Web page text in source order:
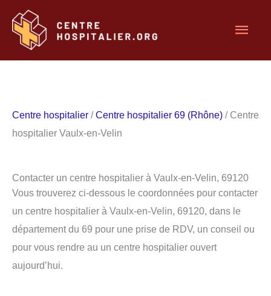
contenu
Centre hospitalier /Centre hospitalier 69 (Rhône) / Centre
hospitalier Vaulx-en-Velin
Contacter un centre hospitalier à Vaulx-en-Velin, 69120
Vous trouverez ci-dessous le coordonnées pour contacter
un centre hospitalier à Vaulx-en-Velin, 69120, dans le
département du 69 pour une prise de RDV, un conseil ou
pour vous rendre au un centre hospitalier ouvert
aujourd’hui.